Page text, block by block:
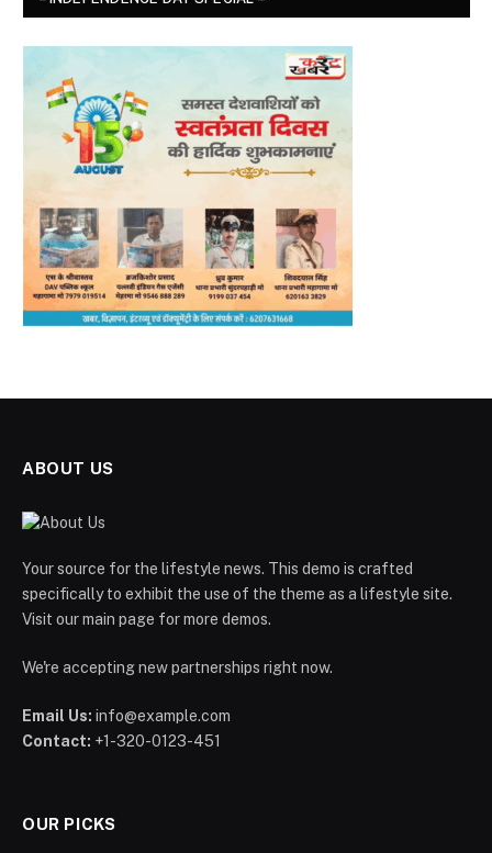
ABOUT US
Your source for the lifestyle news. This demo is crafted
specifically to exhibit the use of the theme as a lifestyle site.
Visit our main page for more demos.
We're accepting new partnerships right now.
Email Us: info@example.com
Contact: +1-320-0123-451
OUR PICKS